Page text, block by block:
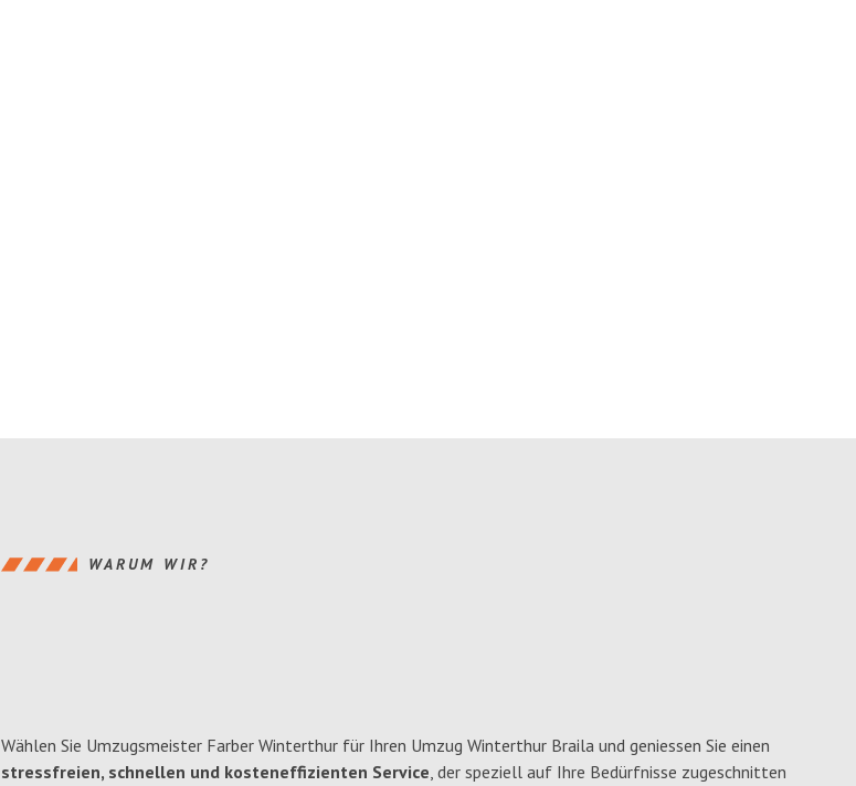
WARUM WIR?
Wählen Sie Umzugsmeister Farber Winterthur für Ihren Umzug Winterthur Braila und geniessen Sie einen
stressfreien, schnellen und kosteneffizienten Service, der speziell auf Ihre Bedürfnisse zugeschnitten